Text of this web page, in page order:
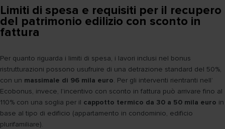
Limiti di spesa e requisiti per il recupero
del patrimonio edilizio con sconto in
fattura
Per quanto riguarda i limiti di spesa, i lavori inclusi nel bonus
ristrutturazioni possono usufruire di una detrazione standard del 50%,
con un massimale di 96 mila euro. Per gli interventi rientranti nell’
Ecobonus, invece, l’incentivo con sconto in fattura può arrivare fino al
110% con una soglia per il cappotto termico da 30 a 50 mila euro in
base al tipo di edificio (appartamento in condominio, edificio
plurifamiliare).